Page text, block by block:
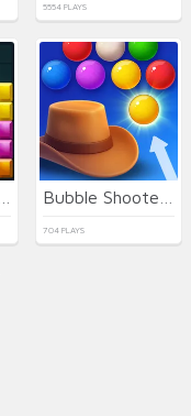
5554 PLAYS
704 PLAYS